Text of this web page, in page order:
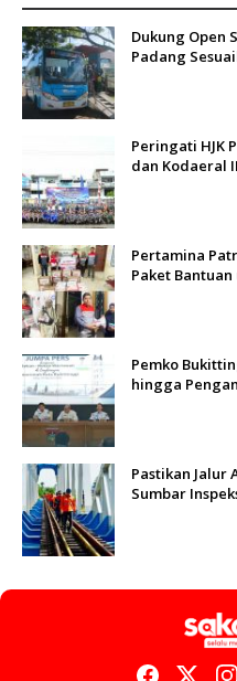
Dukung Open
Padang
Peringati HJK
dan Kodaeral
Pertamina
Paket
Pemko
hingga
Pastikan Jalur
Sumbar